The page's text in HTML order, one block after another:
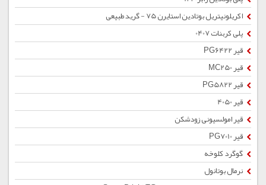
اکریلونیتریل بوتادین استایرن 75 - گرید طبیعی
پلی کربنات 0407
قیر PG6422
قیر MC250
قیر PG5822
قیر 4050
قیر امولسیونی زودشکن
قیر PG7010
گوگرد کلوخه
نرمال بوتانول